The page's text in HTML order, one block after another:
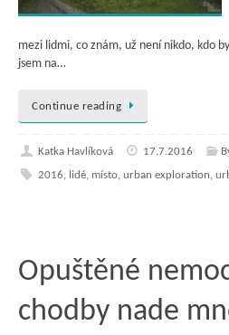
mezi lidmi, co znám, už není nikdo, kdo
jsem na…
Continue reading
Katka Havlíková 17.7.2016
2016, lidé, místo, urban exploration,
Opuštěné
chodby nade